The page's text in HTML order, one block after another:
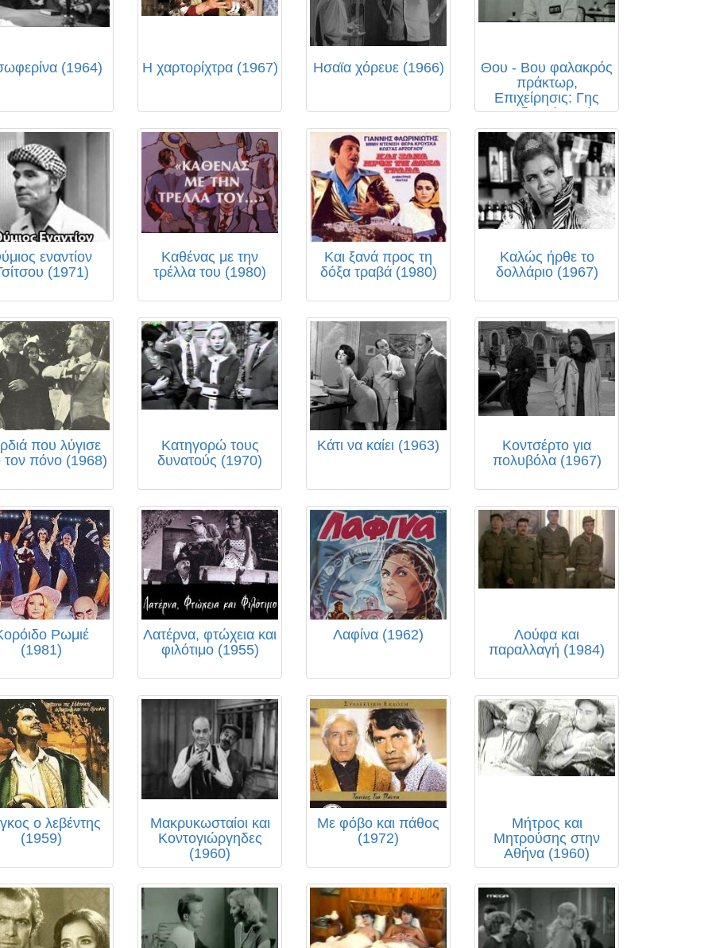
(1964) Η χαρτορίχτρα (1967) Ησαϊα χόρευε (1966)
Θου - Βου φαλακρός
πράκτωρ,
Επιχείρησις: Γης
Μαδιαμ (1969)
εναντίον
(1971)
Καθένας με την
τρέλλα του (1980)
Και ξανά προς τη
δόξα τραβά (1980)
Καλώς ήρθε το
δολλάριο (1967)
που λύγισε
τον πόνο (1968)
Κατηγορώ τους
δυνατούς (1970)
Κάτι να καίει (1963)
Κοντσέρτο για
πολυβόλα (1967)
Ρωμιέ
(1981)
Λατέρνα, φτώχεια και
φιλότιμο (1955)
Λαφίνα (1962)
Λούφα και
παραλλαγή (1984)
ο λεβέντης
(1959)
Μακρυκωσταίοι και
Κοντογιώργηδες
(1960)
Με φόβο και πάθος
(1972)
Μήτρος και
Μητρούσης στην
Αθήνα (1960)